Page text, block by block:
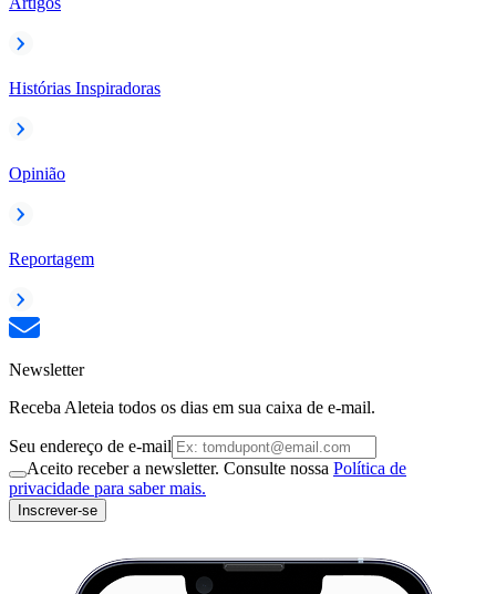
Histórias Inspiradoras
Opinião
Reportagem
Newsletter
Receba Aleteia todos os dias em sua caixa de e-mail.
Seu endereço de e-mail
Aceito receber a newsletter. Consulte nossa Política de
privacidade para saber mais.
Inscrever-se